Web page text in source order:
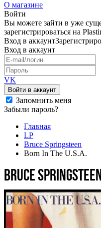
О магазине
Войти
Вы можете зайти в уже
зарегистрироваться на
Вход в аккаунт
Вход в аккаунт
VK
Войти в аккаунт
Запомнить меня
Забыли пароль?
Главная
LP
Bruce Springsteen
Born In The U.S.A.
Bruce